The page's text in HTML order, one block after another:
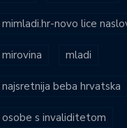
mimladi.hr-novo lice
mirovina mladi
najsretnija beba hrvatska
osobe s invaliditetom